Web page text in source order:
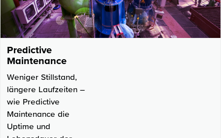
Predictive
Maintenance
Weniger Stillstand,
längere Laufzeiten –
wie Predictive
Maintenance die
Uptime und